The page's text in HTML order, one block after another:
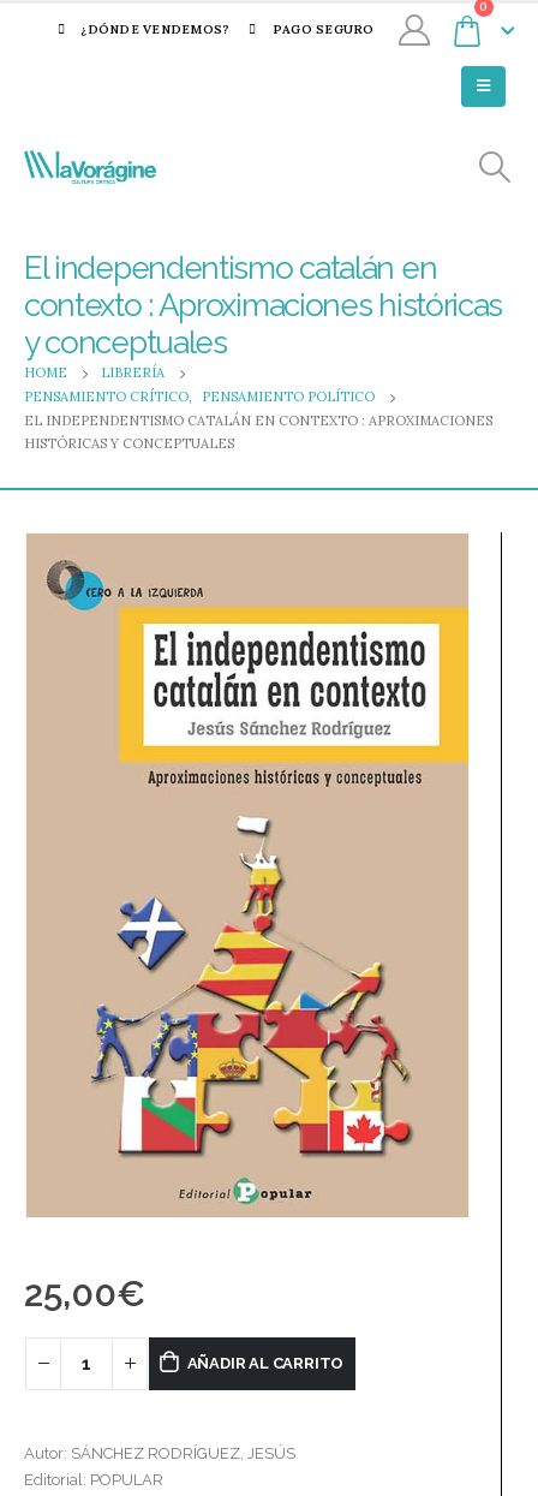
¿DÓNDE VENDEMOS? PAGO SEGURO
0
El independentismo catalán en
contexto : Aproximaciones históricas
y conceptuales
HOME
LIBRERÍA
PENSAMIENTO CRÍTICO,
PENSAMIENTO POLÍTICO
EL INDEPENDENTISMO CATALÁN EN CONTEXTO : APROXIMACIONES
HISTÓRICAS Y CONCEPTUALES
25,00€
AÑADIR AL CARRITO
Autor: SÁNCHEZ RODRÍGUEZ, JESÚS
Editorial: POPULAR